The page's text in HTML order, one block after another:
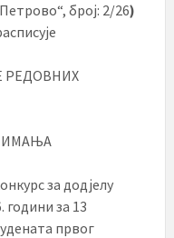
број: 2/26)
РЕДОВНИХ
за додјелу
години за 13
првог